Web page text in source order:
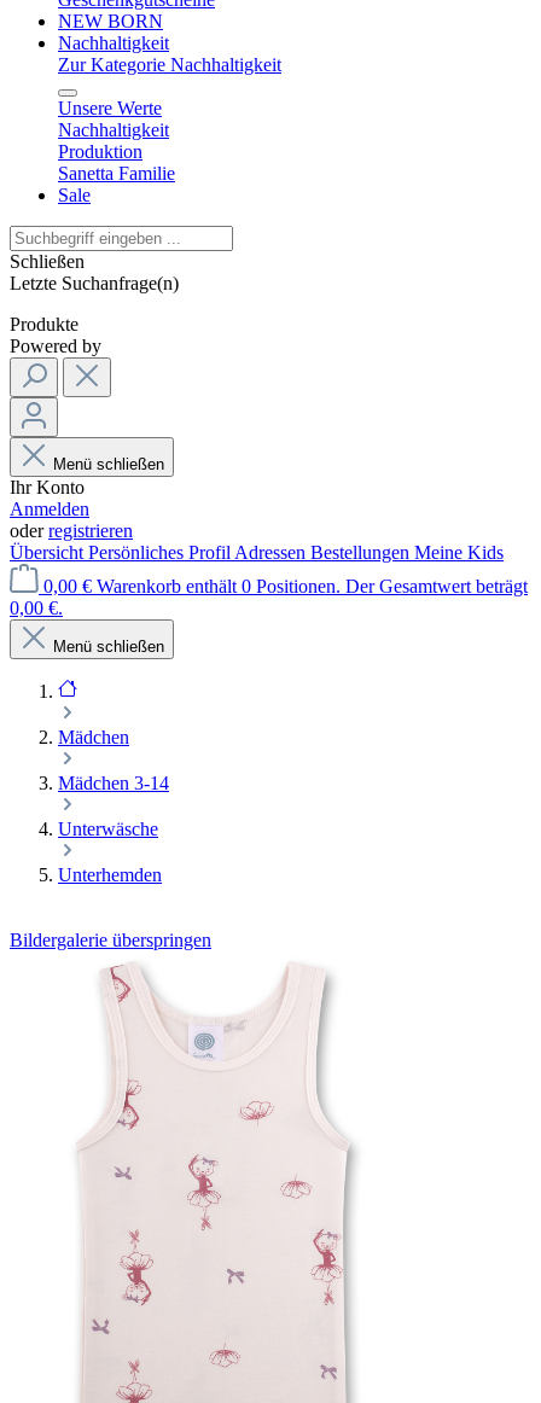
NEW BORN
Nachhaltigkeit
Zur Kategorie Nachhaltigkeit
Unsere Werte
Nachhaltigkeit
Produktion
Sanetta Familie
Sale
Schließen
Letzte Suchanfrage(n)
Produkte
Powered by
Menü schließen
Ihr Konto
Anmelden
oderregistrieren
Übersicht Persönliches Profil Adressen Bestellungen Meine Kids
0,00 € Warenkorb enthält 0 Positionen. Der Gesamtwert beträgt
0,00 €.
Menü schließen
Mädchen
Mädchen 3-14
Unterwäsche
Unterhemden
Bildergalerie überspringen